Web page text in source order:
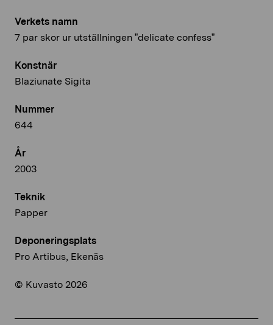
Verkets namn
7 par skor ur utställningen ”delicate confess”
Konstnär
Blaziunate Sigita
Nummer
644
År
2003
Teknik
Papper
Deponeringsplats
Pro Artibus, Ekenäs
© Kuvasto 2026